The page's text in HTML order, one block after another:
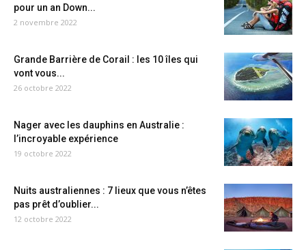
pour un an Down...
2 novembre 2022
Grande Barrière de Corail : les 10 îles qui
vont vous...
26 octobre 2022
Nager avec les dauphins en Australie :
l’incroyable expérience
19 octobre 2022
Nuits australiennes : 7 lieux que vous n’êtes
pas prêt d’oublier...
12 octobre 2022